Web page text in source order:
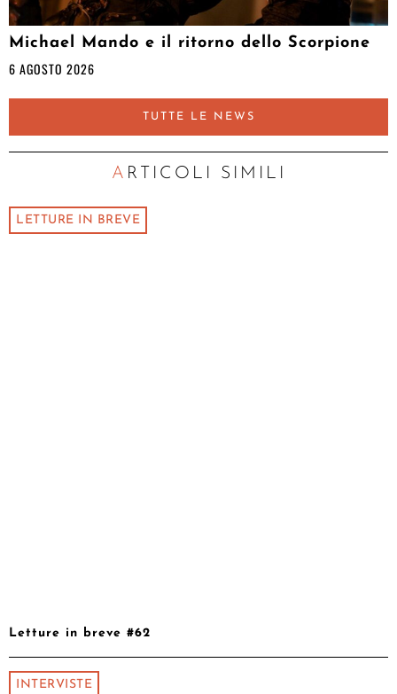
Michael Mando e il ritorno dello Scorpione
6 AGOSTO 2026
TUTTE LE NEWS
ARTICOLI SIMILI
LETTURE IN BREVE
Letture in breve #62
INTERVISTE